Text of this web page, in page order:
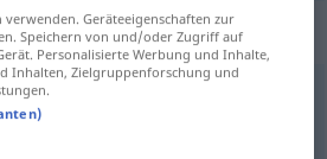
für "Erwerbung"
verwenden. Geräteeigenschaften zur
Speichern von und/oder Zugriff auf
Personalisierte Werbung und Inhalte,
Inhalten, Zielgruppenforschung und